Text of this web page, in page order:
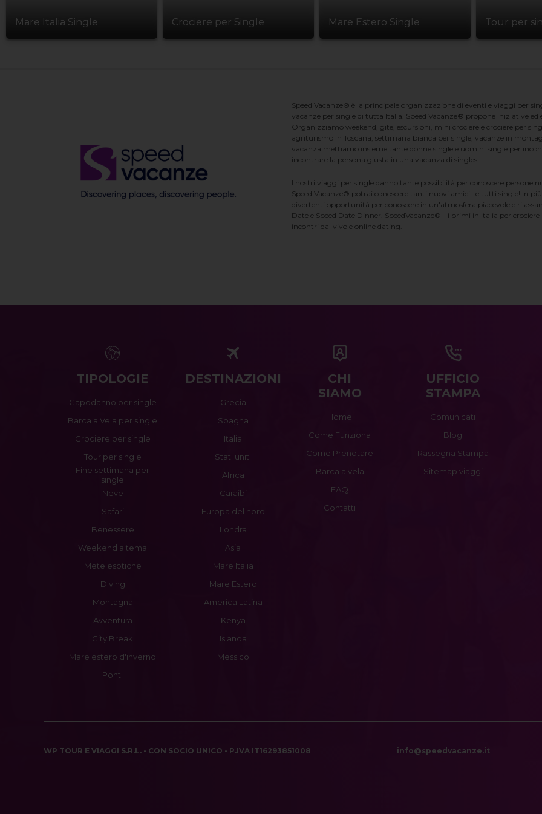
Mare Italia Single Crociere per Single Mare Estero Single Tour per
Speed Vacanze® è la principale organizzazione di eventi e viaggi per
vacanze per single di tutta Italia. Speed Vacanze® propone iniziative
Organizziamo weekend, gite, escursioni, mini crociere e crociere per
agriturismo in Toscana, settimana bianca per single, vacanze in
vacanza mettiamo insieme tante donne single e uomini single per
incontrare la persona giusta in una vacanza di singles.
I nostri viaggi per single danno tante possibilità per conoscere persone
Speed Vacanze® potrai conoscere tanti nuovi amici...e tutti single! In
divertenti opportunità per conoscere in un'atmosfera piacevole e
Date e Speed Date Dinner. SpeedVacanze® - i primi in Italia per
incontri dal vivo e online dating.
TIPOLOGIE
Capodanno per single
Barca a Vela per single
Crociere per single
Tour per single
Fine settimana per
single
Neve
Safari
Benessere
Weekend a tema
Mete esotiche
Diving
Montagna
Avventura
City Break
Mare estero d'inverno
Ponti
DESTINAZIONI
Grecia
Spagna
Italia
Stati uniti
Africa
Caraibi
Europa del nord
Londra
Asia
Mare Italia
Mare Estero
America Latina
Kenya
Islanda
Messico
CHI
SIAMO
Home
Come Funziona
Come Prenotare
Barca a vela
FAQ
Contatti
UFFICIO
STAMPA
Comunicati
Blog
Rassegna Stampa
Sitemap viaggi
WP TOUR E VIAGGI S.R.L. - CON SOCIO UNICO - P.IVA IT16293851008 info@speedvacanze.it